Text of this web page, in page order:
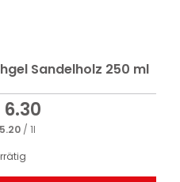
Sandelholz 250 ml
6.30
/ 1l